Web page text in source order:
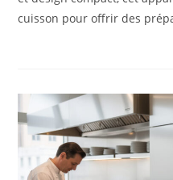
cuisson pour offrir des